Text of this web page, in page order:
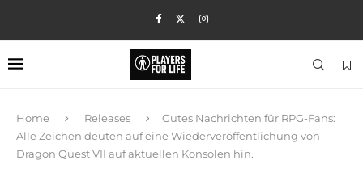
Home Releases
Gutes Nachrichten für RPG-Fans:
Alle Zeichen deuten auf eine Wiederveröffentlichung von
Dragon Quest VII auf aktuellen Konsolen hin.